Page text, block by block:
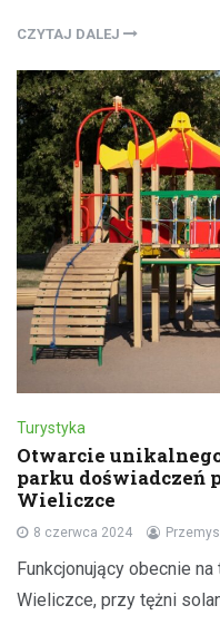
CZYTAJ DALEJ
Turystyka
Otwarcie
parku doświadczeń
Wieliczce
8 czerwca 2024
Funkcjonujący obecnie
Wieliczce, przy tężni